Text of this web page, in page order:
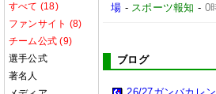
すべて (18)
ファンサイト (8)
チーム公式 (9)
選手公式
著名人
場 - スポーツ報知 - 0
ブログ